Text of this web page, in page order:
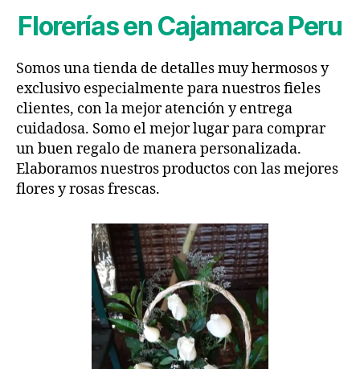
Florerías en Cajamarca Peru
Somos una tienda de detalles muy hermosos y
exclusivo especialmente para nuestros fieles
clientes, con la mejor atención y entrega
cuidadosa. Somo el mejor lugar para comprar
un buen regalo de manera personalizada.
Elaboramos nuestros productos con las mejores
flores y rosas frescas.